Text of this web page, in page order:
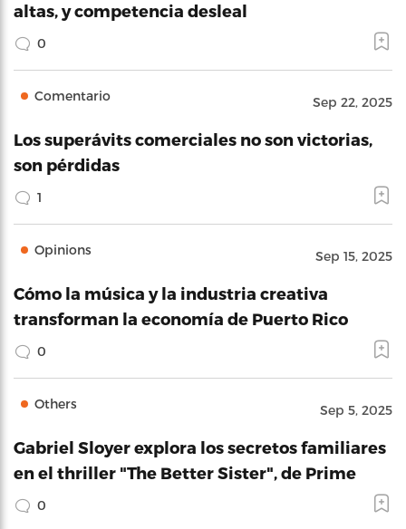
altas, y competencia desleal
0
Comentario Sep 22, 2025
Los superávits comerciales no son victorias,
son pérdidas
1
Opinions Sep 15, 2025
Cómo la música y la industria creativa
transforman la economía de Puerto Rico
0
Others Sep 5, 2025
Gabriel Sloyer explora los secretos familiares
en el thriller "The Better Sister", de Prime
0